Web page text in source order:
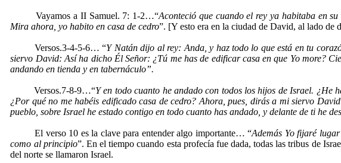
Vayamos a II Samuel. 7: 1-2…“Aconteció que cuando el rey ya habitaba en
Mira ahora, yo habito en casa de cedro”. [Y esto era en la ciudad de David, al lado
Versos.3-4-5-6… “Y Natán dijo al rey: Anda, y haz todo lo que está en tu
siervo David: Así ha dicho Él Señor: ¿Tú me has de edificar casa en que Yo more?
andando en tienda y en tabernáculo”.
Versos.7-8-9…“Y en todo cuanto he andado con todos los hijos de Israel.
¿Por qué no me habéis edificado casa de cedro? Ahora, pues, dirás a mi siervo
pueblo, sobre Israel he estado contigo en todo cuanto has andado, y delante de ti he
El verso 10 es la clave para entender algo importante… “Además Yo fijaré
como al principio”. En el tiempo cuando esta profecía fue dada, todas las tribus de
del norte se llamaron Israel.